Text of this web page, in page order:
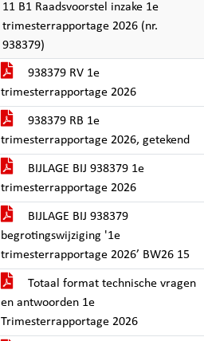
11 B1 Raadsvoorstel inzake 1e
trimesterrapportage 2026 (nr.
938379)
938379 RV 1e
trimesterrapportage 2026
938379 RB 1e
trimesterrapportage 2026, getekend
BIJLAGE BIJ 938379 1e
trimesterrapportage 2026
BIJLAGE BIJ 938379
begrotingswijziging '1e
trimesterrapportage 2026’ BW26 15
Totaal format technische vragen
en antwoorden 1e
Trimesterrapportage 2026